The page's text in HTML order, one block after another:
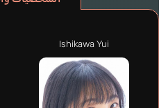
Ishikawa Yui